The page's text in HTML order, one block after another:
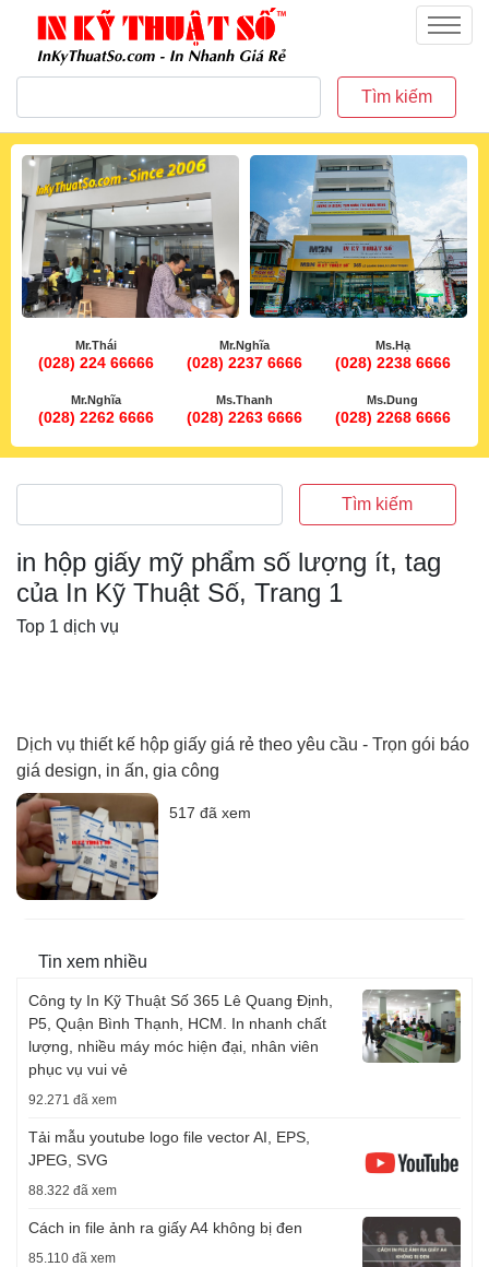
inkythuatso.com
Menu
Tìm kiếm
Mr.Thái
(028) 224 66666
Mr.Nghĩa
(028) 2237 6666
Ms.Hạ
(028) 2238 6666
Mr.Nghĩa
(028) 2262 6666
Ms.Thanh
(028) 2263 6666
Ms.Dung
(028) 2268 6666
Tìm kiếm
in hộp giấy mỹ phẩm số lượng ít, tag
của In Kỹ Thuật Số, Trang 1
Top 1 dịch vụ
Dịch vụ thiết kế hộp giấy giá rẻ theo yêu cầu - Trọn gói báo
giá design, in ấn, gia công
517 đã xem
Tin xem nhiều
Công ty In Kỹ Thuật Số 365 Lê Quang Định,
P5, Quận Bình Thạnh, HCM. In nhanh chất
lượng, nhiều máy móc hiện đại, nhân viên
phục vụ vui vẻ
92.271 đã xem
Tải mẫu youtube logo file vector AI, EPS,
JPEG, SVG
88.322 đã xem
Cách in file ảnh ra giấy A4 không bị đen
85.110 đã xem